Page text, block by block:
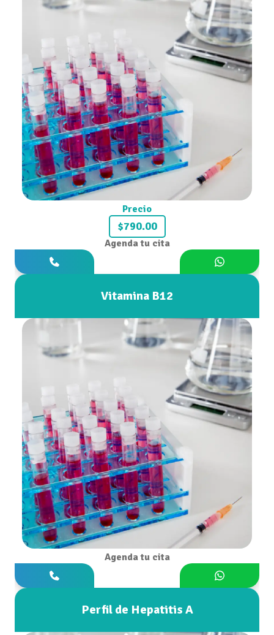
Precio
$790.00
Agenda tu cita
Vitamina B12
Agenda tu cita
Perfil de Hepatitis A